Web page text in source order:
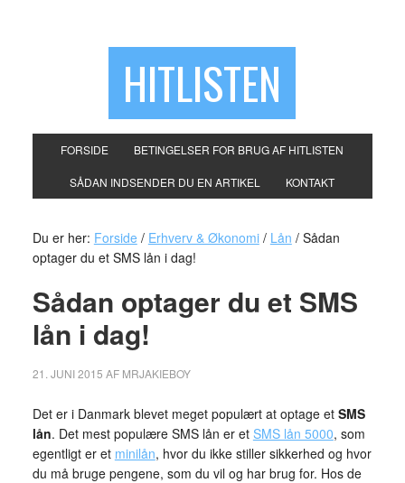
HITLISTEN
FORSIDE BETINGELSER FOR BRUG AF HITLISTEN
SÅDAN INDSENDER DU EN ARTIKEL KONTAKT
Du er her: Forside / Erhverv & Økonomi / Lån /Sådan
optager du et SMS lån i dag!
Sådan optager du et SMS
lån i dag!
21. JUNI 2015 AF MRJAKIEBOY
Det er i Danmark blevet meget populært at optage et SMS
lån. Det mest populære SMS lån er et SMS lån 5000, som
egentligt er et minilån, hvor du ikke stiller sikkerhed og hvor
du må bruge pengene, som du vil og har brug for. Hos de